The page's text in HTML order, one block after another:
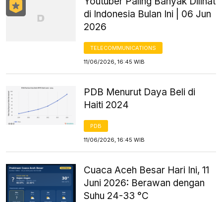
di Indonesia Bulan Ini | 06 Jun
2026
TELECOMMUNICATIONS
11/06/2026, 16:45 WIB
PDB Menurut Daya Beli di
Haiti 2024
PDB
11/06/2026, 16:45 WIB
Cuaca Aceh Besar Hari Ini, 11
Juni 2026: Berawan dengan
Suhu 24-33 °C